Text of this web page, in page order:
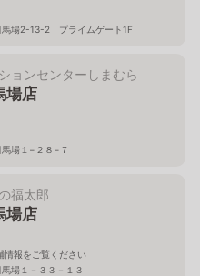
馬場2-13-2 プライムゲート1F
ョンセンターしまむら
場店
場１−２８−７
福太郎
場店
情報をご覧ください
場１－３３－１３